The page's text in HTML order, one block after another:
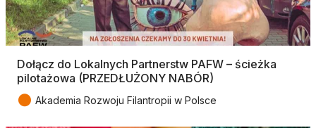
Dołącz do Lokalnych Partnerstw PAFW – ścieżka
pilotażowa (PRZEDŁUŻONY NABÓR)
● Akademia Rozwoju Filantropii w Polsce